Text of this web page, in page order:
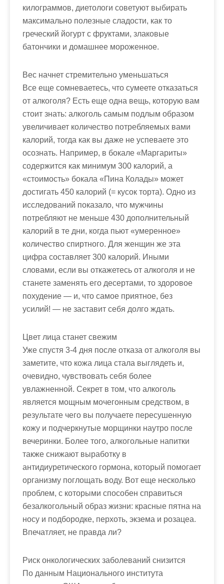
килограммов, диетологи советуют выбирать
максимально полезные сладости, как то
греческий йогурт с фруктами, злаковые
батончики и домашнее мороженное.
Вес начнет стремительно уменьшаться
Все еще сомневаетесь, что сумеете отказаться
от алкоголя? Есть еще одна вещь, которую вам
стоит знать: алкоголь самым подлым образом
увеличивает количество потребляемых вами
калорий, тогда как вы даже не успеваете это
осознать. Например, в бокале «Маргариты»
содержится как минимум 300 калорий, а
«стоимость» бокала «Пина Колады» может
достигать 450 калорий (= кусок торта). Одно из
исследований показало, что мужчины
потребляют не меньше 430 дополнительный
калорий в те дни, когда пьют «умеренное»
количество спиртного. Для женщин же эта
цифра составляет 300 калорий. Иными
словами, если вы откажетесь от алкоголя и не
станете заменять его десертами, то здоровое
похудение — и, что самое приятное, без
усилий! — не заставит себя долго ждать.
Цвет лица станет свежим
Уже спустя 3-4 дня после отказа от алкоголя вы
заметите, что кожа лица стала выглядеть и,
очевидно, чувствовать себя более
увлажненной. Секрет в том, что алкоголь
является мощным мочегонным средством, в
результате чего вы получаете пересушенную
кожу и подчеркнутые морщинки наутро после
вечеринки. Более того, алкогольные напитки
также снижают выработку в
антидиуретического гормона, который помогает
организму поглощать воду. Вот еще несколько
проблем, с которыми способен справиться
безалкогольный образ жизни: красные пятна на
носу и подбородке, перхоть, экзема и розацеа.
Впечатляет, не правда ли?
Риск онкологических заболеваний снизится
По данным Национального института